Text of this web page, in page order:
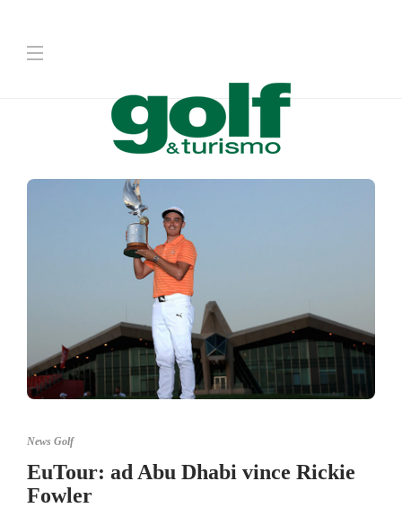
News Golf
EuTour: ad Abu Dhabi vince Rickie
Fowler